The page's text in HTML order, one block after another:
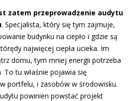
zatem przeprowadzenie audytu
. Specjalista, który się tym zajmuje,
budynku na ciepło i gdzie są
najwięcej ciepła ucieka. Im
domu, tym mniej energii potrzeba
tu właśnie pojawia się
portfelu, i zasobów w środowisku.
powinien powstać projekt